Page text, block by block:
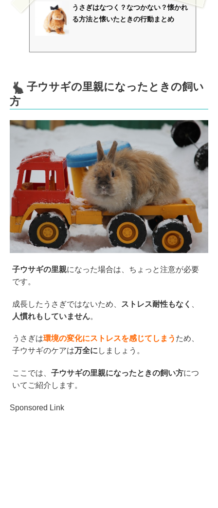
うさぎはなつく？なつかない？懐かれ
る方法と懐いたときの行動まとめ
子ウサギの里親になったときの飼い
方
子ウサギの里親になった場合は、ちょっと注意が必要
です。
成長したうさぎではないため、 ストレス耐性もなく
人慣れもしていません。
うさぎは環境の変化にストレスを感じてしまう ため、
子ウサギのケアは万全に しましょう。
ここでは、 子ウサギの里親になったときの飼い方につ
いてご紹介します。
Sponsored Link